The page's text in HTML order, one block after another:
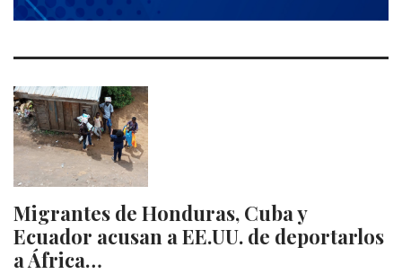
Migrantes de Honduras, Cuba y
Ecuador acusan a EE.UU. de deportarlos
a África…